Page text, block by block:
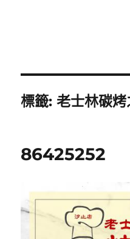
標籤:老士林碳
86425252